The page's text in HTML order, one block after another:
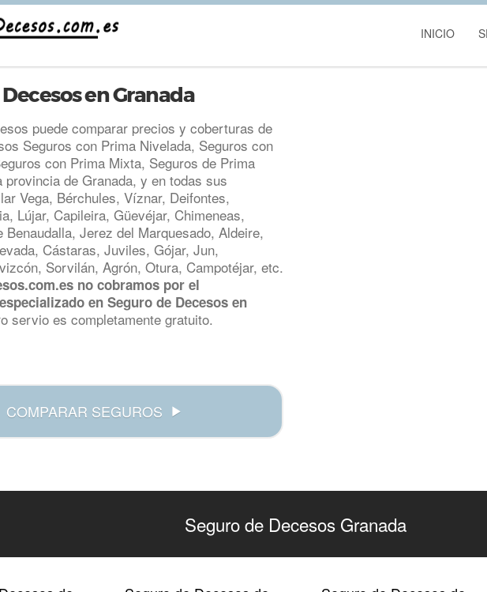
INICIO
en Granada
puede comparar precios y coberturas de
Seguros con Prima Nivelada, Seguros con
con Prima Mixta, Seguros de Prima
provincia de Granada, y en todas sus
Vega, Bérchules, Víznar, Deifontes,
Lújar, Capileira, Güevéjar, Chimeneas,
Benaudalla, Jerez del Marquesado, Aldeire,
Cástaras, Juviles, Gójar, Jun,
Sorvilán, Agrón, Otura, Campotéjar, etc.
no cobramos por el
en Seguro de Decesos en
servio es completamente gratuito.
COMPARAR SEGUROS
Seguro de Decesos Granada